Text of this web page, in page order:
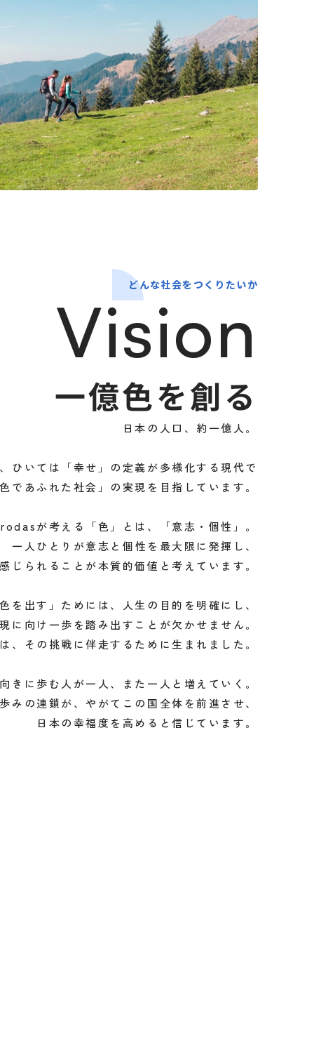
どんな社会をつくりたいか
Vision
一億色を創る
日本の人口、約一億人。
ひいては「幸せ」の定義が多様化する現代で
であふれた社会」の実現を目指しています。
が考える「色」とは、「意志・個性」。
一人ひとりが意志と個性を最大限に発揮し、
じられることが本質的価値と考えています。
を出す」ためには、人生の目的を明確にし、
に向け一歩を踏み出すことが欠かせません。
、その挑戦に伴走するために生まれました。
きに歩む人が一人、また一人と増えていく。
みの連鎖が、やがてこの国全体を前進させ、
日本の幸福度を高めると信じています。